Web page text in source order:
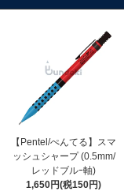
【Pentel/ぺんてる】スマ
ッシュシャープ (0.5mm/
レッドブルｰ軸)
1,650円(税150円)